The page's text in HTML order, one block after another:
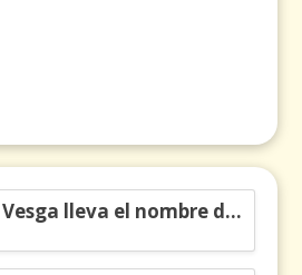
Carlos Manuel Vesga lleva el nombre de Colombia a los Emmy